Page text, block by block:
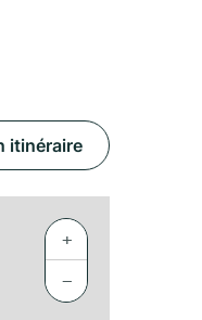
itinéraire
+
−